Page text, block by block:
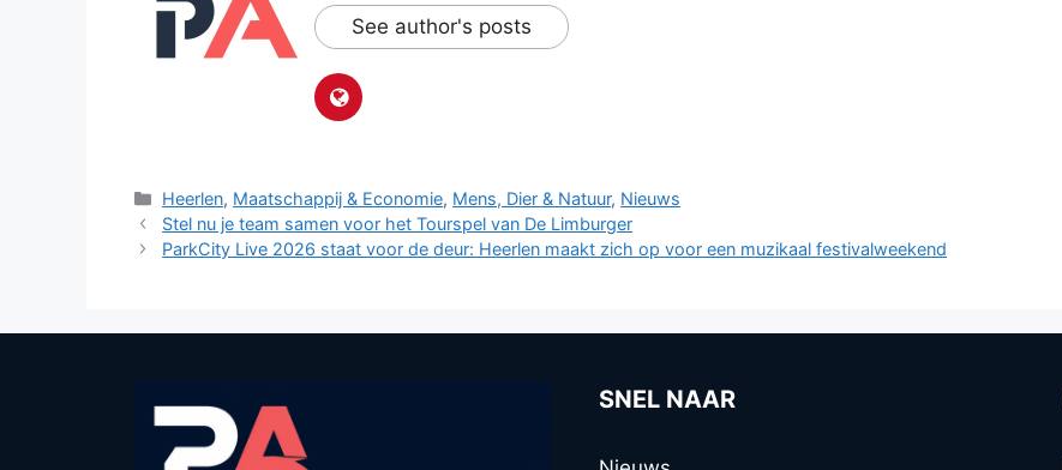
See author's posts
Categorieën
Heerlen, Maatschappij & Economie, Mens, Dier & Natuur, Nieuws
Stel nu je team samen voor het Tourspel van De Limburger
ParkCity Live 2026 staat voor de deur: Heerlen maakt zich op voor een muzikaal festivalweekend
SNEL NAAR